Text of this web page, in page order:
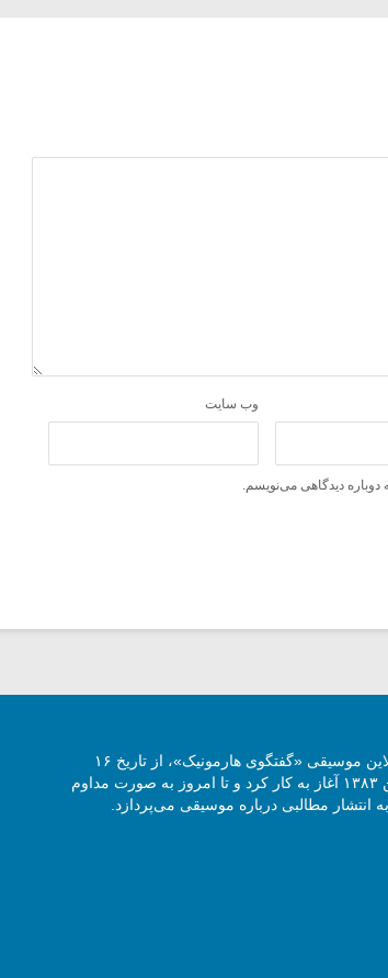
وب‌ سایت
دوباره دیدگاهی می‌نویسم.
مجله آنلاین موسیقی «گفتگوی هارمونیک»، از تاریخ ۱۶
فروردین ۱۳۸۳ آغاز به کار کرد و تا امروز به صورت مداوم
انتشار مطالبی درباره موسیقی می‌پردازد.